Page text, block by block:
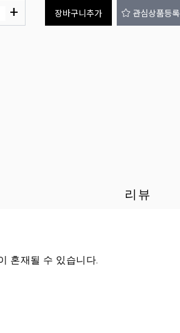
+ 장바구니추가 관심상품등록
리뷰
혼재될 수 있습니다.